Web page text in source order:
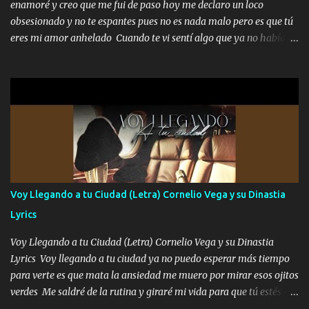
enfiesto me gusta vivir en grande más me cuido me gusta ser
responsable hay rateros envidiosos que no falten mi dios es grande
me cuida de las maldades Pa el equipo aquí le mando un abrazo
enamoré y creo que me fui de paso hoy me declaro un loco
obsesionado y no te espantes pues no es nada malo pero es que tú
eres mi amor anhelado Cuando te vi sentí algo que ya no había
cariño de mi alma Que pa febrero vendré frente a ti con mis
preguntas y digas que sí hacernos novios y verte feliz y muy
contenta como yo por ti Música Pregúntame qué es lo que me
enamora pa describirte unas cuantas horas también pregunta que
quiero contigo que seas dichosa al estar conmigo Y ya borracho
contéstame la llamada pa dedicarte unas bonitas palabras así
borracho me animo a decirte todo y puedo describirlo mucho que
me encantes Decirte que me siento muy feliz y emocionado por
tenerte aquí espero que quiera...
Voy Llegando a tu Ciudad (Letra) Cornelio Vega y su Dinastia
Lyrics
Voy Llegando a tu Ciudad (Letra) Cornelio Vega y su Dinastia
Lyrics Voy llegando a tu ciudad ya no puedo esperar más tiempo
para verte es que mata la ansiedad me muero por mirar esos ojitos
verdes Me saldré de la rutina y giraré mi vida para que tú estés en